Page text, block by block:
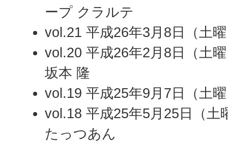
ープ クラルテ
vol.21 平成26年3月8日（土
vol.20 平成26年2月8日（土
坂本 隆
vol.19 平成25年9月7日（土
vol.18 平成25年5月25日（土
たっつあん